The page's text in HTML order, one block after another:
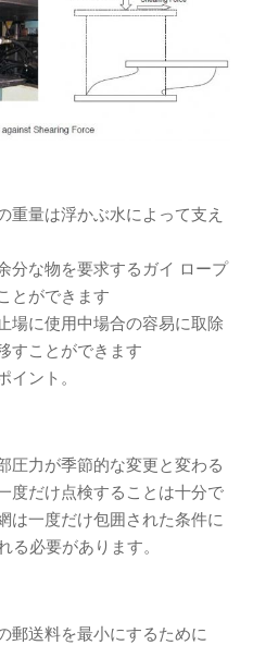
重量は浮かぶ水によって支え
分な物を要求するガイ ロープ
とができます
場に使用中場合の容易に取除
すことができます
イント。
圧力が季節的な変更と変わる
度だけ点検することは十分で
は一度だけ包囲された条件に
る必要があります。
郵送料を最小にするために